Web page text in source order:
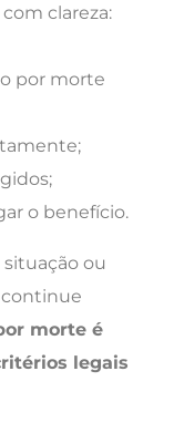
clareza:
por morte
o benefício.
situação ou
morte é
legais